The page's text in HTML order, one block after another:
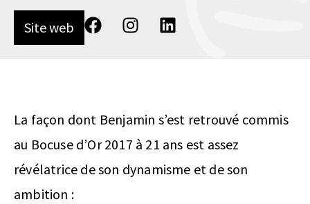
Site web
La façon dont Benjamin s’est retrouvé commis
au Bocuse d’Or 2017 à 21 ans est assez
révélatrice de son dynamisme et de son
ambition :